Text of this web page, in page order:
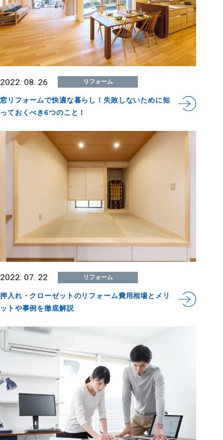
2022. 08. 26 リフォーム
窓リフォームで快適な暮らし！失敗しないために知
っておくべき6つのこと！
2022. 07. 22 リフォーム
押入れ・クローゼットのリフォーム費用相場とメリ
ットや事例を徹底解説